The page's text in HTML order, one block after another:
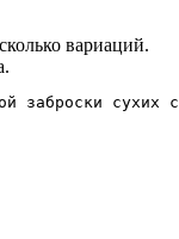
вариаций.
заброски